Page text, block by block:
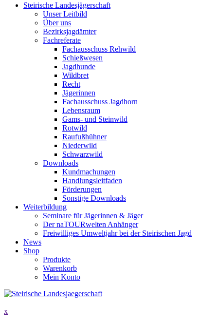
Steirische Landesjägerschaft
Unser Leitbild
Über uns
Bezirksjagdämter
Fachreferate
Fachausschuss Rehwild
Schießwesen
Jagdhunde
Wildbret
Recht
Jägerinnen
Fachausschuss Jagdhorn
Lebensraum
Gams- und Steinwild
Rotwild
Raufußhühner
Niederwild
Schwarzwild
Downloads
Kundmachungen
Handlungsleitfaden
Förderungen
Sonstige Downloads
Weiterbildung
Seminare für Jägerinnen & Jäger
Der naTOURwelten Anhänger
Freiwilliges Umweltjahr bei der Steirischen Jagd
News
Shop
Produkte
Warenkorb
Mein Konto
x